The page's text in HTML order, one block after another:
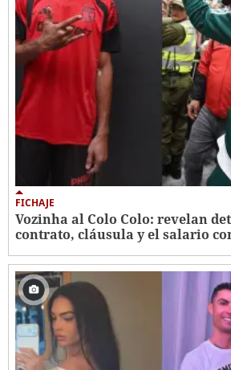
FICHAJE
Vozinha al Colo Colo: revelan
contrato, cláusula y el salario